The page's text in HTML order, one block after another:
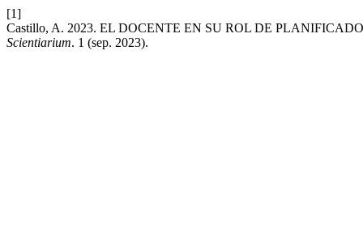
[1]
Castillo, A. 2023. EL DOCENTE EN SU ROL DE
Scientiarium. 1 (sep. 2023).